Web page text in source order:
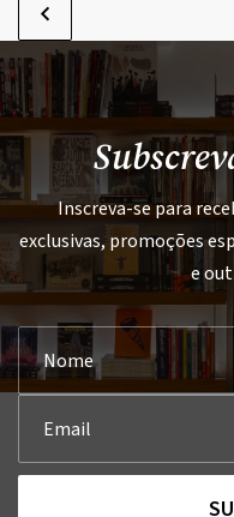
Inscreva-se para
exclusivas, promoções
e